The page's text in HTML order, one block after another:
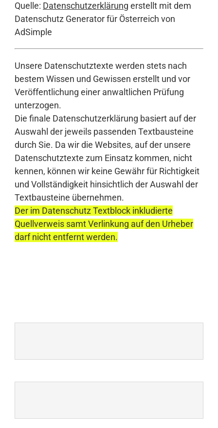
Quelle: Datenschutzerklärung erstellt mit dem
Datenschutz Generator für Österreich von
AdSimple
Unsere Datenschutztexte werden stets nach
bestem Wissen und Gewissen erstellt und vor
Veröffentlichung einer anwaltlichen Prüfung
unterzogen.
Die finale Datenschutzerklärung basiert auf der
Auswahl der jeweils passenden Textbausteine
durch Sie. Da wir die Websites, auf der unsere
Datenschutztexte zum Einsatz kommen, nicht
kennen, können wir keine Gewähr für Richtigkeit
und Vollständigkeit hinsichtlich der Auswahl der
Textbausteine übernehmen.
Der im Datenschutz Textblock inkludierte
Quellverweis samt Verlinkung auf den Urheber
darf nicht entfernt werden.